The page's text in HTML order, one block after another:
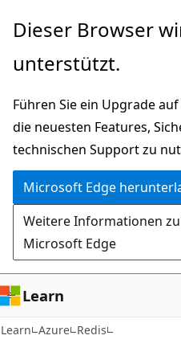
Zu
wechseln
Dieser Browser
unterstützt.
Führen Sie ein Upgrade
die neuesten Features,
technischen Support zu
Microsoft Edge
Weitere Informationen
Microsoft Edge
Learn
Learn Azure Redis